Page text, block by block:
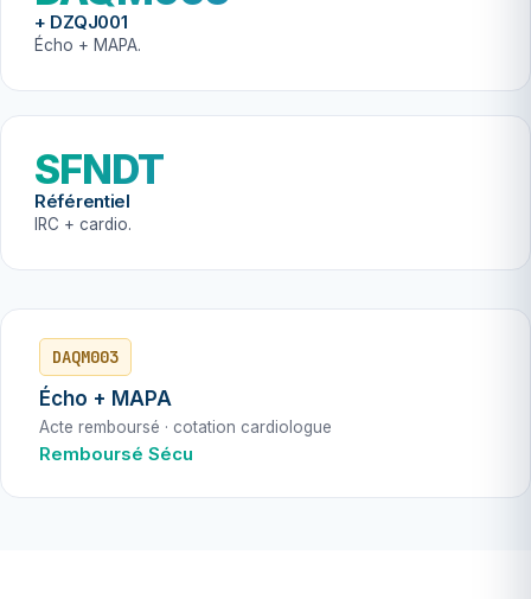
+ DZQJ001
Écho + MAPA.
SFNDT
Référentiel
IRC + cardio.
DAQM003
Écho + MAPA
Acte remboursé · cotation cardiologue
Remboursé Sécu